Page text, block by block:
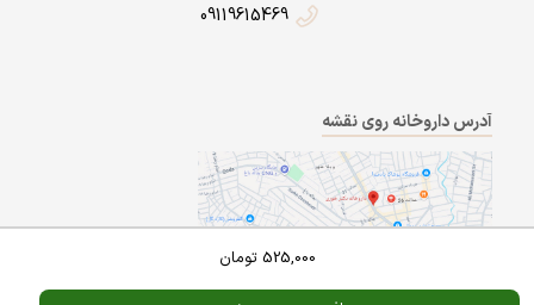
525,000 تومان
09119615469
آدرس داروخانه روی نقشه